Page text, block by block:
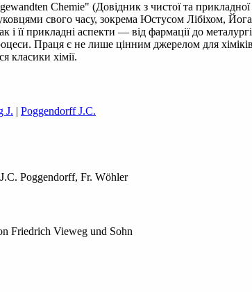
Chemie" (Довідник з чистої та
свого часу, зокрема Юстусом Лібіхом,
і її прикладні аспекти — від фармації до
Праця є не лише цінним джерелом для
класики хімії.
J. | Poggendorff J.C.
Poggendorff, Fr. Wöhler
Friedrich Vieweg und Sohn